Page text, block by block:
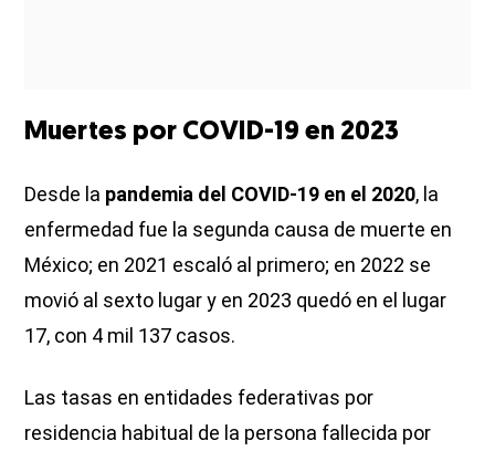
Muertes por COVID-19 en 2023
Desde la pandemia del COVID-19 en el 2020, la
enfermedad fue la segunda causa de muerte en
México; en 2021 escaló al primero; en 2022 se
movió al sexto lugar y en 2023 quedó en el lugar
17, con 4 mil 137 casos.
Las tasas en entidades federativas por
residencia habitual de la persona fallecida por